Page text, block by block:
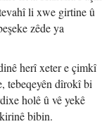
li xwe girtine û
zêde ya
herî xeter e çimkî
tebeqeyên dîrokî bi
holê û vê yekê
bibin.